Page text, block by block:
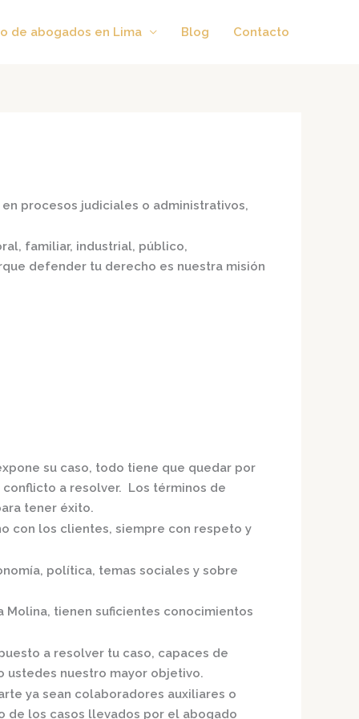
de abogados en Lima Blog Contacto
procesos judiciales o administrativos,
familiar, industrial, público,
defender tu derecho es nuestra misión
su caso, todo tiene que quedar por
a resolver. Los términos de
tener éxito.
con los clientes, siempre con respeto y
política, temas sociales y sobre
Molina, tienen suficientes conocimientos
a resolver tu caso, capaces de
ustedes nuestro mayor objetivo.
ya sean colaboradores auxiliares o
de los casos llevados por el abogado